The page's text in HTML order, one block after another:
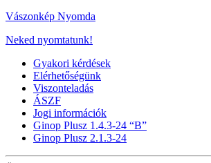
Vászonkép Nyomda
Neked nyomtatunk!
Gyakori kérdések
Elérhetőségünk
Viszonteladás
ÁSZF
Jogi információk
Ginop Plusz 1.4.3-24 “B”
Ginop Plusz 2.1.3-24